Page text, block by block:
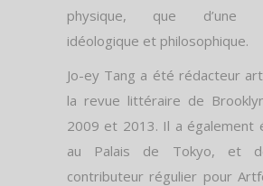
physique, que d’une
idéologique et philosophique.
Jo-ey Tang a été rédacteur
la revue littéraire de
2009 et 2013. Il a également
au Palais de Tokyo, et
contributeur régulier pour